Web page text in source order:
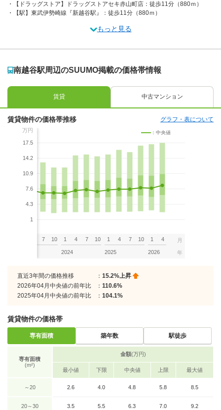
【ドラッグストア】ドラッグストアセキ赤山町店：徒歩11分（880ｍ）
【駅】東武伊勢崎線『新越谷駅』：徒歩11分（880ｍ）
もっと見る
南越谷駅周辺のSUUMO掲載の価格帯情報
賃貸 中古マンション
賃貸物件の価格帯推移 グラフ・表について
万円
17.5
14.2
10.9
7.6
4.3
1
：中央値
7 10 1 4 7 10
2024
1 4 7 10
2025
1 4
2026
月
年
直近3年間の価格推移 ： 15.2%上昇
2026年04月中央値の前年比
： 110.6%
2025年04月中央値の前年比
： 104.1%
賃貸物件の価格帯
専有面積 築年数 駅徒歩
専有面積
(m²)
金額(万円)
最小値 下限 中央値 上限 最大値
～20 2.6 4.0 4.8 5.8 8.5
20～30 3.5 5.5 6.3 7.0 9.2